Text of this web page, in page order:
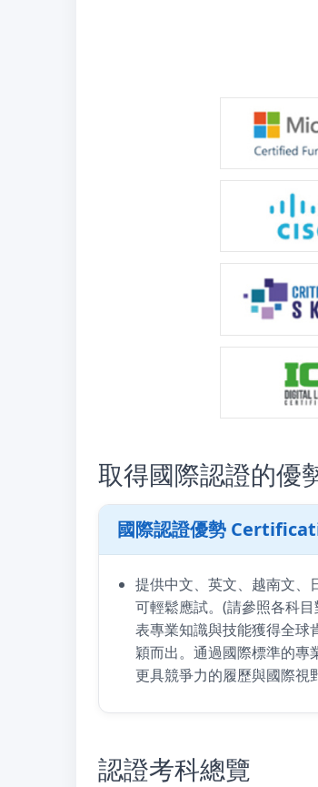
取得國際認證的優
國際認證優勢
提供中文、英文、越南文
可輕鬆應試。(請參照各科
表專業知識與技能獲得全球
穎而出。通過國際標準的專
更具競爭力的履歷與國際視
認證考科總覽